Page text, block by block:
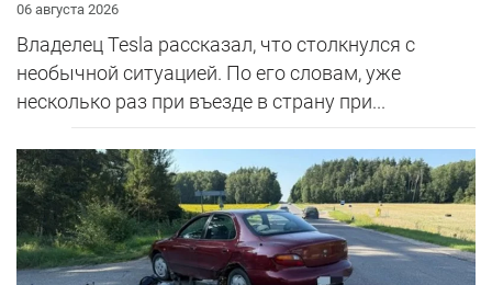
06 августа 2026
Владелец Tesla рассказал, что столкнулся с
необычной ситуацией. По его словам, уже
несколько раз при въезде в страну при...